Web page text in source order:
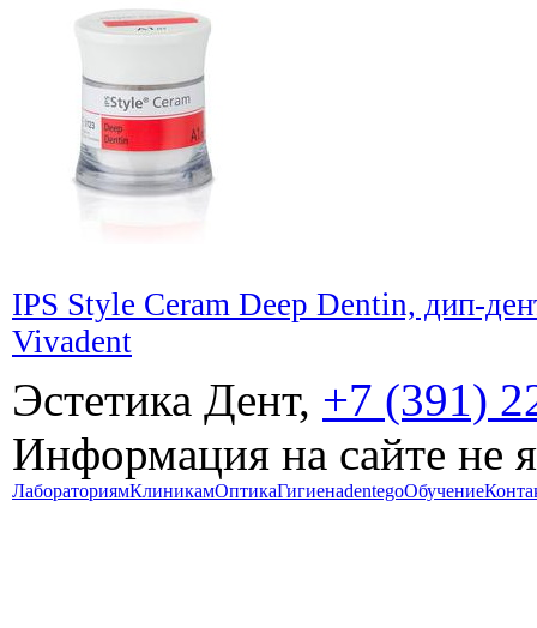
IPS Style Ceram Deep Dentin, дип-
Vivadent
Эстетика Дент, +7 (391)
Информация на сайте не
ЛабораториямКлиникамОптикаГигиенаdentegoОбучение